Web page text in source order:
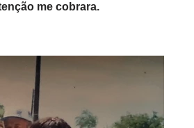
me cobrara.